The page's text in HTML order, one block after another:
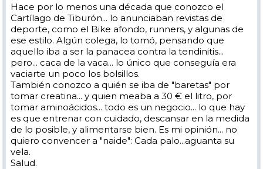
Hace por lo menos una década que conozco el
Cartílago de Tiburón... lo anunciaban revistas de
deporte, como el Bike afondo, runners, y algunas de
ese estilo. Algún colega, lo tomó, pensando que
aquello iba a ser la panacea contra la tendinitis...
pero... caca de la vaca... lo único que conseguía era
vaciarte un poco los bolsillos.
También conozco a quién se iba de "baretas" por
tomar creatina... y quien meaba a 30 € el litro, por
tomar aminoácidos... todo es un negocio... lo que hay
es que entrenar con cuidado, descansar en la medida
de lo posible, y alimentarse bien. Es mi opinión... no
quiero convencer a "naide": Cada palo...aguanta su
vela.
Salud.